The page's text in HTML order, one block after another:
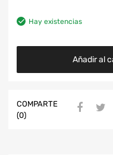
Hay existencias
Añadir al
COMPARTE
(0)